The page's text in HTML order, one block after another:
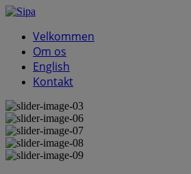
Velkommen
Om os
English
Kontakt